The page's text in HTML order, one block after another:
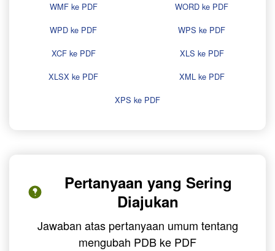
WMF ke PDF
WORD ke PDF
WPD ke PDF
WPS ke PDF
XCF ke PDF
XLS ke PDF
XLSX ke PDF
XML ke PDF
XPS ke PDF
Pertanyaan yang Sering
Diajukan
Jawaban atas pertanyaan umum tentang
mengubah PDB ke PDF